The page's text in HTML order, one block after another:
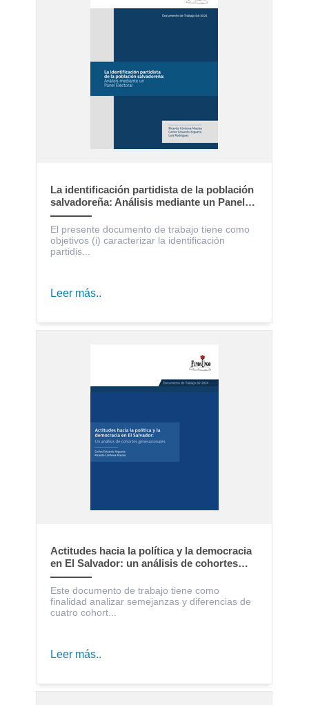
La identificación partidista de la población
salvadoreña: Análisis mediante un Panel
Electoral
El presente documento de trabajo tiene como
objetivos (i) caracterizar la identificación
partidis...
Leer más..
Actitudes hacia la política y la democracia
en El Salvador: un análisis de cohortes
generacionales
Este documento de trabajo tiene como
finalidad analizar semejanzas y diferencias de
cuatro cohort...
Leer más..